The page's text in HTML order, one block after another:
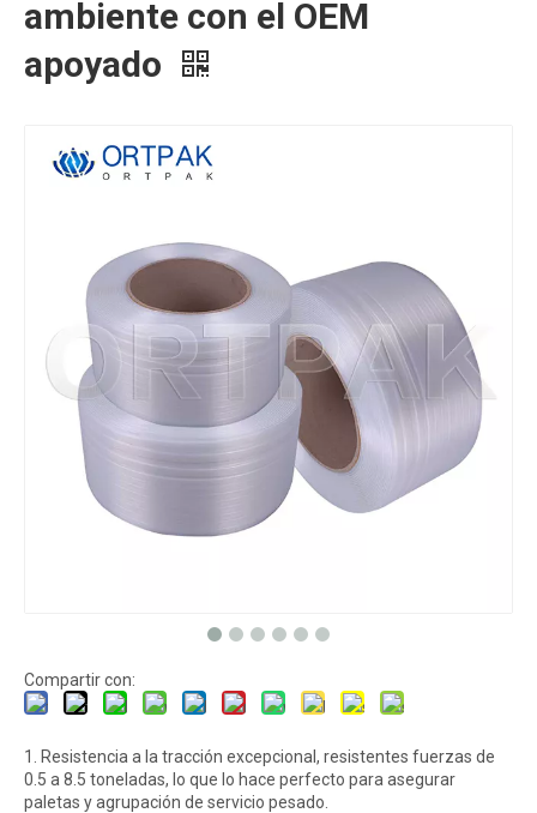
ambiente con el OEM
apoyado
Compartir con:
1. Resistencia a la tracción excepcional, resistentes fuerzas de
0.5 a 8.5 toneladas, lo que lo hace perfecto para asegurar
paletas y agrupación de servicio pesado.